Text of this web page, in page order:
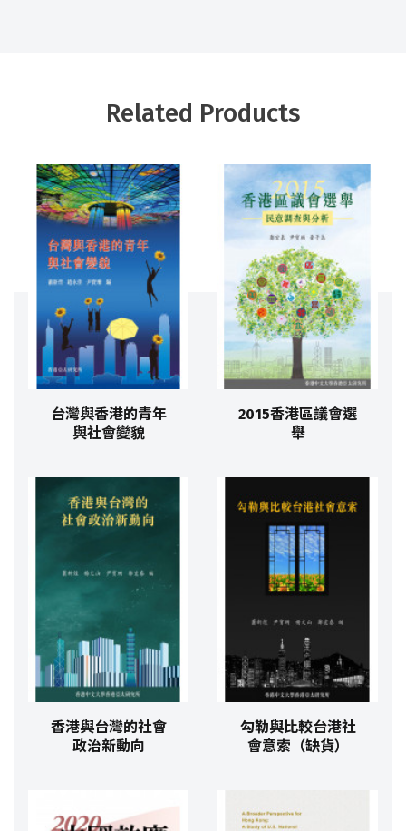
Related Products
台灣與香港的青年
與社會變貌
2015香港區議會選
舉
香港與台灣的社會
政治新動向
勾勒與比較台港社
會意索（缺貨）